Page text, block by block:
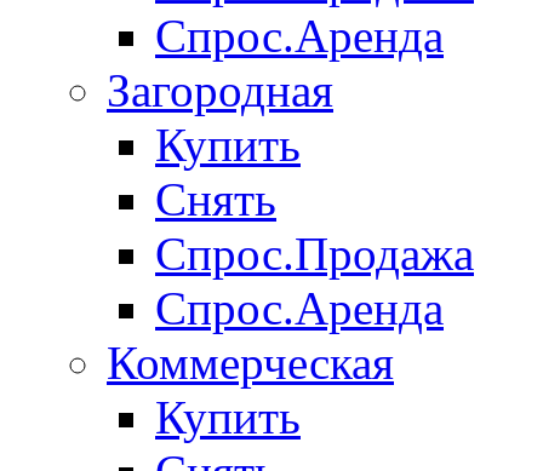
Спрос.Аренда
Загородная
Купить
Снять
Спрос.Продажа
Спрос.Аренда
Коммерческая
Купить